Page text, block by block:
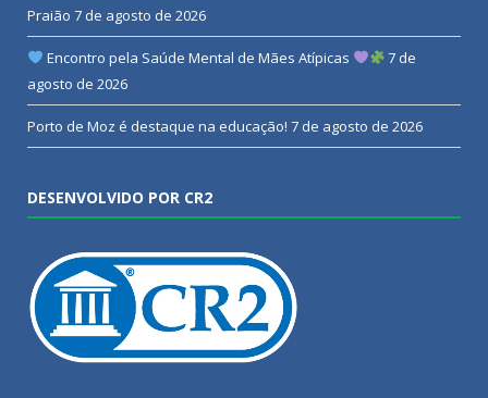
Praião 7 de agosto de 2026
Encontro pela Saúde Mental de Mães Atípicas
7 de
agosto de 2026
Porto de Moz é destaque na educação! 7 de agosto de 2026
DESENVOLVIDO POR CR2